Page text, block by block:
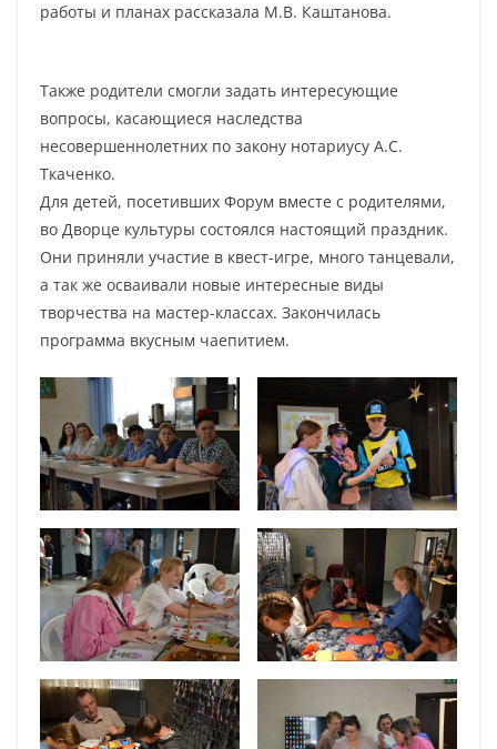
работы и планах рассказала М.В. Каштанова.
Также родители смогли задать интересующие
вопросы, касающиеся наследства
несовершеннолетних по закону нотариусу А.С.
Ткаченко.
Для детей, посетивших Форум вместе с родителями,
во Дворце культуры состоялся настоящий праздник.
Они приняли участие в квест-игре, много танцевали,
а так же осваивали новые интересные виды
творчества на мастер-классах. Закончилась
программа вкусным чаепитием.